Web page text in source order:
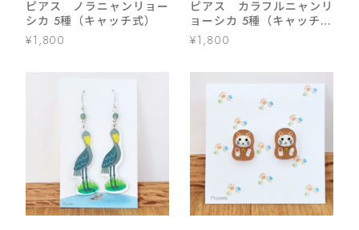
ピアス ノラニャンリョー
シカ 5種（キャッチ式）
¥1,800
ピアス カラフルニャンリ
ョーシカ 5種（キャッチ
式）
¥1,800